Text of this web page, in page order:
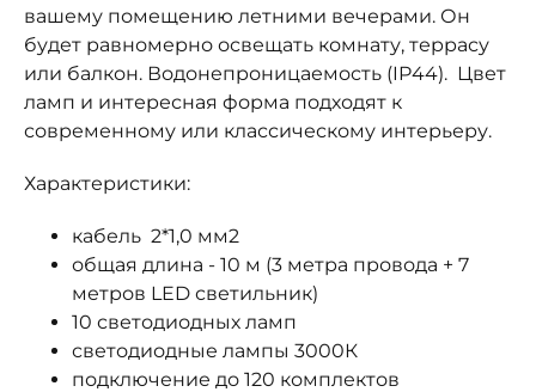
вашему помещению летними вечерами. Он
будет равномерно освещать комнату, террасу
или балкон. Водонепроницаемость (IP44). Цвет
ламп и интересная форма подходят к
современному или классическому интерьеру.
Характеристики:
кабель 2*1,0 мм2
общая длина - 10 м (3 метра провода + 7
метров LED светильник)
10 светодиодных ламп
светодиодные лампы 3000К
подключение до 120 комплектов